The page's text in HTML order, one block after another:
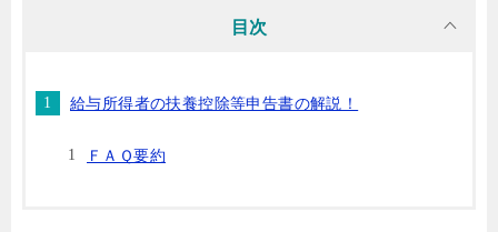
目次
給与所得者の扶養控除等申告書の解説！
ＦＡＱ要約